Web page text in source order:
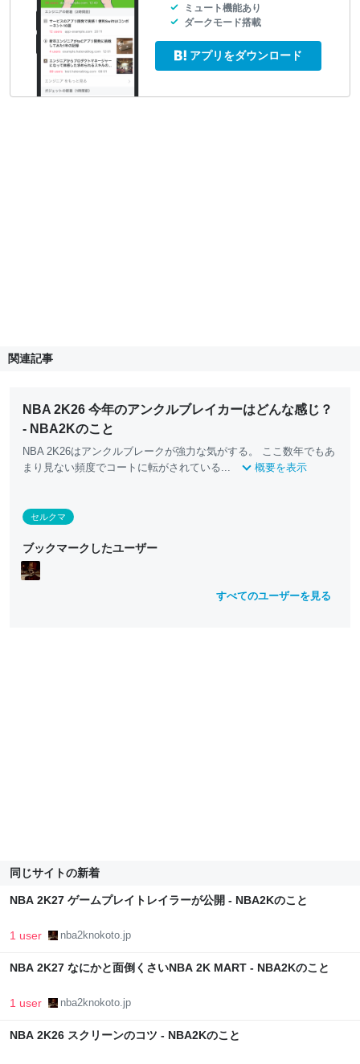
ミュート機能あり
ダークモード搭載
アプリをダウンロード
関連記事
NBA 2K26 今年のアンクルブレイカーはどんな感じ？
- NBA2Kのこと
NBA 2K26はアンクルブレークが強力な気がする。 ここ数年でもあ
まり見ない頻度でコートに転がされている...
概要を表示
セルクマ
ブックマークしたユーザー
すべてのユーザーを見る
同じサイトの新着
NBA 2K27 ゲームプレイトレイラーが公開 - NBA2Kのこと
1 user nba2knokoto.jp
NBA 2K27 なにかと面倒くさいNBA 2K MART - NBA2Kのこと
1 user nba2knokoto.jp
NBA 2K26 スクリーンのコツ - NBA2Kのこと